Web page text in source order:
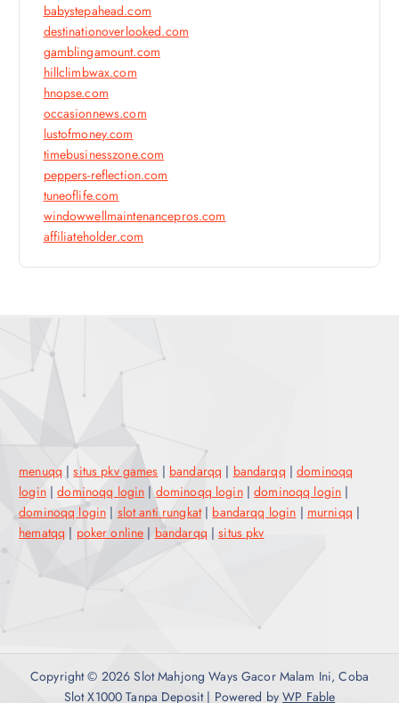
babystepahead.com
destinationoverlooked.com
gamblingamount.com
hillclimbwax.com
hnopse.com
occasionnews.com
lustofmoney.com
timebusinesszone.com
peppers-reflection.com
tuneoflife.com
windowwellmaintenancepros.com
affiliateholder.com
menuqq |situs pkv games | bandarqq | bandarqq |dominoqq
login|dominoqq login |dominoqq login|dominoqq login |
dominoqq login | slot anti rungkat| bandarqq login | murniqq |
hematqq | poker online | bandarqq |situs pkv
Copyright © 2026 Slot Mahjong Ways Gacor Malam Ini, Coba
Slot X1000 Tanpa Deposit | Powered byWP Fable